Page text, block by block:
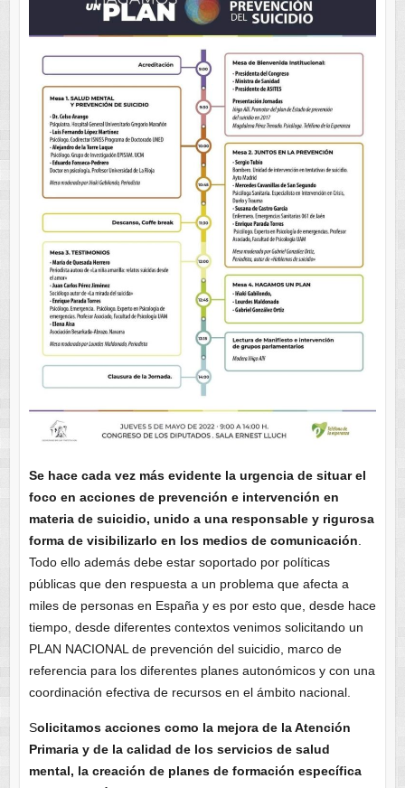
Se hace cada vez más evidente la urgencia de situar el
foco en acciones de prevención e intervención en
materia de suicidio, unido a una responsable y rigurosa
forma de visibilizarlo en los medios de comunicación.
Todo ello además debe estar soportado por políticas
públicas que den respuesta a un problema que afecta a
miles de personas en España y es por esto que, desde hace
tiempo, desde diferentes contextos venimos solicitando un
PLAN NACIONAL de prevención del suicidio, marco de
referencia para los diferentes planes autonómicos y con una
coordinación efectiva de recursos en el ámbito nacional.
Solicitamos acciones como la mejora de la Atención
Primaria y de la calidad de los servicios de salud
mental, la creación de planes de formación específica